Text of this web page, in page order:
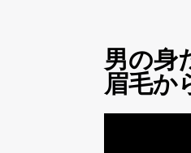
男の身
眉毛か